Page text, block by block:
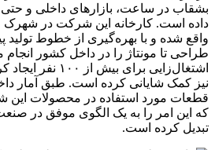
بشقاب در ساعت، بازارهای داخلی و حتی
داده است. کارخانه این شرکت در شهرک
واقع شده و با بهره‌گیری از خطوط تولید
طراحی تا مونتاژ را در داخل کشور انجام
اشتغال‌زایی برای
قطعات مورد استفاده در محصولات این
که این امر را به یک الگوی موفق در
تبدیل کرده است.